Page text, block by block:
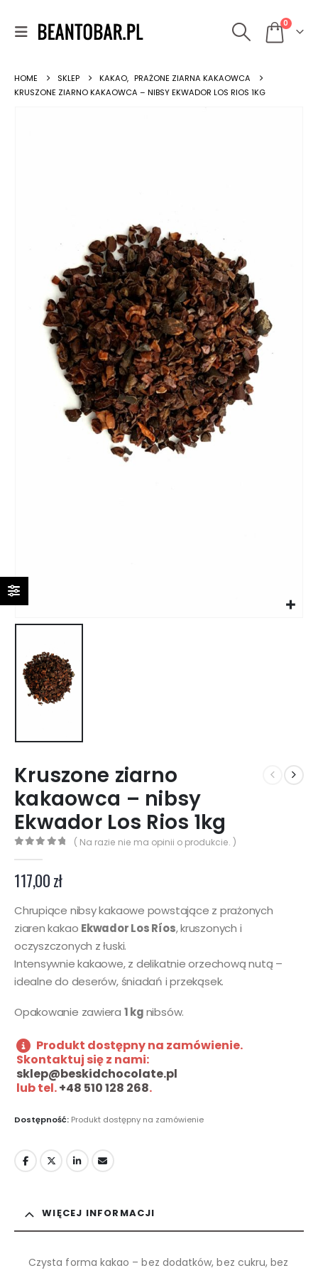
0
HOME SKLEP KAKAO, PRAŻONE ZIARNA KAKAOWCA
KRUSZONE ZIARNO KAKAOWCA – NIBSY EKWADOR LOS RIOS 1KG
Kruszone ziarno
kakaowca – nibsy
Ekwador Los Rios 1kg
( Na razie nie ma opinii o produkcie. )
117,00zł
Chrupiące nibsy kakaowe powstające z prażonych
ziaren kakao Ekwador Los Ríos, kruszonych i
oczyszczonych z łuski.
Intensywnie kakaowe, z delikatnie orzechową nutą –
idealne do deserów, śniadań i przekąsek.
Opakowanie zawiera 1 kgnibsów.
Produkt dostępny na zamówienie.
Skontaktuj się z nami:
sklep@beskidchocolate.pl
lub tel.+48 510 128 268.
Dostępność: Produkt dostępny na zamówienie
WIĘCEJ INFORMACJI
Czysta forma kakao – bez dodatków, bez cukru, bez